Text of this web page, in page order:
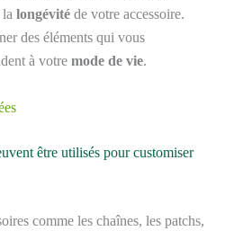
la longévité de votre accessoire.
des éléments qui vous
à votre mode de vie.
être utilisés pour customiser
comme les chaînes, les patchs,